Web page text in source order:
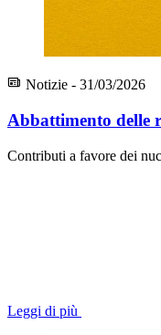
Notizie - 31/03/2026
Abbattimento delle
Contributi a favore dei
Leggi di più